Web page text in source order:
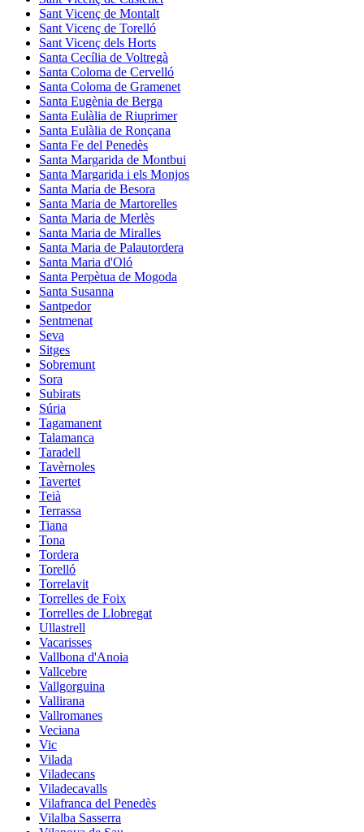
Sant Vicenç de Montalt
Sant Vicenç de Torelló
Sant Vicenç dels Horts
Santa Cecília de Voltregà
Santa Coloma de Cervelló
Santa Coloma de Gramenet
Santa Eugènia de Berga
Santa Eulàlia de Riuprimer
Santa Eulàlia de Ronçana
Santa Fe del Penedès
Santa Margarida de Montbui
Santa Margarida i els Monjos
Santa Maria de Besora
Santa Maria de Martorelles
Santa Maria de Merlès
Santa Maria de Miralles
Santa Maria de Palautordera
Santa Maria d'Oló
Santa Perpètua de Mogoda
Santa Susanna
Santpedor
Sentmenat
Seva
Sitges
Sobremunt
Sora
Subirats
Súria
Tagamanent
Talamanca
Taradell
Tavèrnoles
Tavertet
Teià
Terrassa
Tiana
Tona
Tordera
Torelló
Torrelavit
Torrelles de Foix
Torrelles de Llobregat
Ullastrell
Vacarisses
Vallbona d'Anoia
Vallcebre
Vallgorguina
Vallirana
Vallromanes
Veciana
Vic
Vilada
Viladecans
Viladecavalls
Vilafranca del Penedès
Vilalba Sasserra